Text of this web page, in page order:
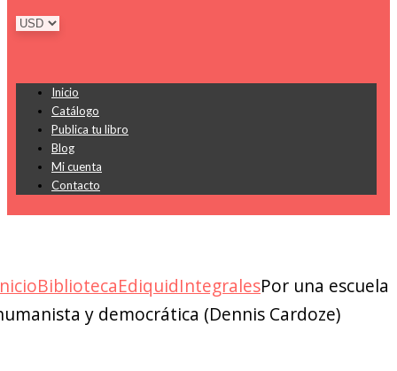
Inicio
Catálogo
Publica tu libro
Blog
Mi cuenta
Contacto
BibliotecaEdiquidIntegralesPor una escuela
y democrática (Dennis Cardoze)